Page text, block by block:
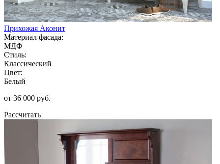
Прихожая Аконит
Материал фасада:
МДФ
Стиль:
Классический
Цвет:
Белый
от 36 000 руб.
Рассчитать